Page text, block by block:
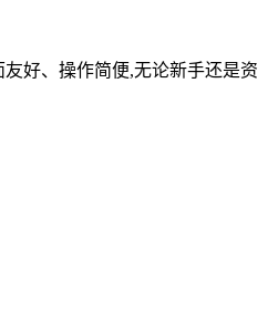
好、操作简便,无论新手还是资